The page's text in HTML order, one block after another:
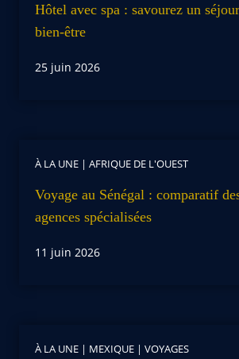
Hôtel avec spa : savourez un
bien-être
25 juin 2026
À LA UNE | AFRIQUE DE L'OUEST
Voyage au Sénégal : comparatif
agences spécialisées
11 juin 2026
À LA UNE | MEXIQUE | VOYAGES